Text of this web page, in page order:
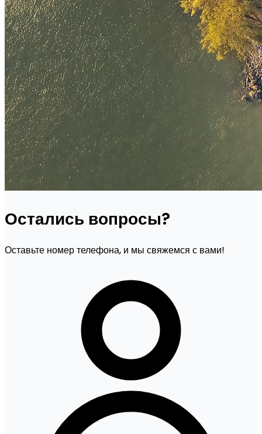
Остались вопросы?
Оставьте номер телефона, и мы свяжемся с вами!